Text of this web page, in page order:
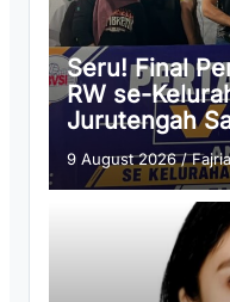
Seru! Final
RW se-
Jurutengah
9 August 2026/